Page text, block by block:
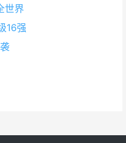
世界
16强